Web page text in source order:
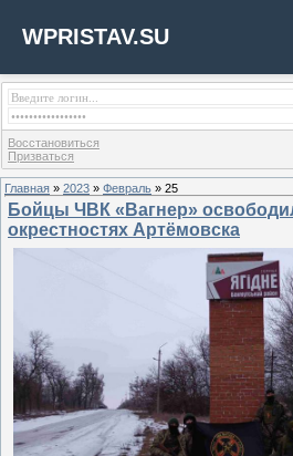
WPRISTAV.SU
Восстановиться
Призваться
Главная » 2023 » Февраль » 25
Бойцы ЧВК «Вагнер»
окрестностях Артёмовска